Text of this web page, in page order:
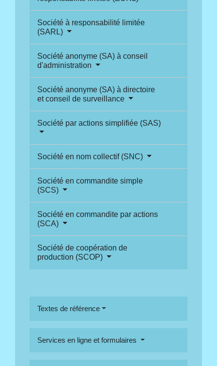
Société à responsabilité limitée
(SARL)
Société anonyme (SA) à conseil
d'administration
Société anonyme (SA) à directoire
et conseil de surveillance
Société par actions simplifiée (SAS)
Société en nom collectif (SNC)
Société en commandite simple
(SCS)
Société en commandite par actions
(SCA)
Société de coopération de
production (SCOP)
Textes de référence
Services en ligne et formulaires